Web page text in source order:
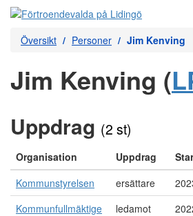
Översikt Personer Jim Kenving
Jim Kenving (
Uppdrag (2 st)
Organisation Uppdrag
Kommunstyrelsen
ersättare
Kommunfullmäktige
ledamot